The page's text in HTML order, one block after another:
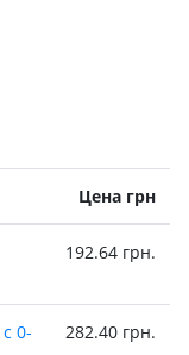
Цена грн
192.64 грн.
0-
282.40 грн.